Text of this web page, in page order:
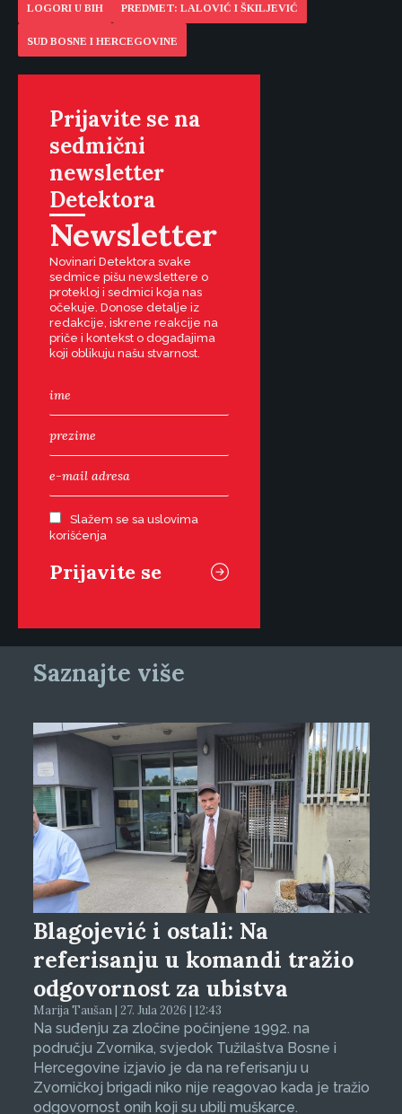
LOGORI U BIH PREDMET: LALOVIĆ I ŠKILJEVIĆ
SUD BOSNE I HERCEGOVINE
Prijavite se na
sedmični
newsletter
Detektora
Newsletter
Novinari Detektora svake
sedmice pišu newslettere o
protekloj i sedmici koja nas
očekuje. Donose detalje iz
redakcije, iskrene reakcije na
priče i kontekst o događajima
koji oblikuju našu stvarnost.
Slažem se sa uslovima
korišćenja
Saznajte više
Blagojević i ostali: Na
referisanju u komandi tražio
odgovornost za ubistva
Marija Taušan | 27. Jula 2026 | 12:43
Na suđenju za zločine počinjene 1992. na
području Zvornika, svjedok Tužilaštva Bosne i
Hercegovine izjavio je da na referisanju u
Zvorničkoj brigadi niko nije reagovao kada je tražio
odgovornost onih koji su ubili muškarce.